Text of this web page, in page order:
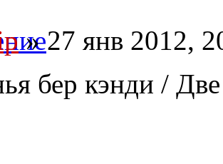
» 27 янв 2012,
бер кэнди /